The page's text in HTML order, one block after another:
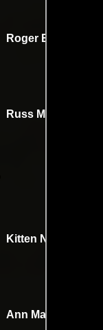
Roger Eberts
Russ Meyers
Kitten Natividad
Ann Marie